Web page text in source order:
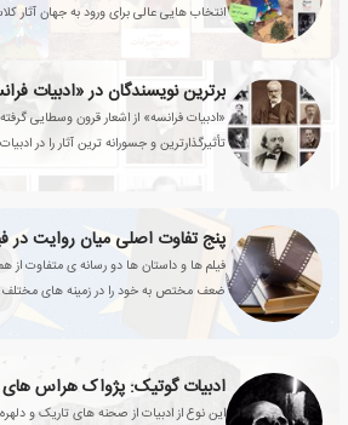
انتخاب هایی عالی برای ورود به جهان آثار
برترین نویسندگان در «ادبیات
«ادبیات فرانسه» از اشعار قرون وسطایی
تأثیرگذارترین و جسورانه ترین آثار را در
پنج تفاوت اصلی میان روایت در
فیلم ها و داستان ها دو رسانه ی متفاوت
ضعف مختص به خود را در زمینه های مختلف
ادبیات گوتیک: پژواک هراس
این نوع از ادبیات از صحنه های تاریک و